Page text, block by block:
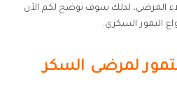
المرضى، لذلك سوف نوضح لكم الآن
التمور السكري.
لمرضى السكر